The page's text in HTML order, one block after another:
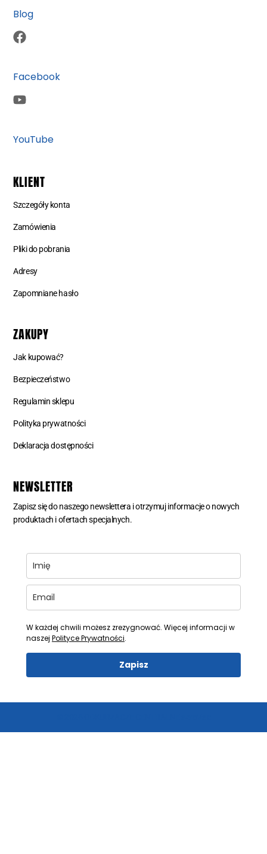
Blog
Facebook
YouTube
KLIENT
Szczegóły konta
Zamówienia
Pliki do pobrania
Adresy
Zapomniane hasło
ZAKUPY
Jak kupować?
Bezpieczeństwo
Regulamin sklepu
Polityka prywatności
Deklaracja dostępności
NEWSLETTER
Zapisz się do naszego newslettera i otrzymuj informacje o nowych
produktach i ofertach specjalnych.
W każdej chwili możesz zrezygnować. Więcej informacji w
naszej Polityce Prywatności.
Zapisz